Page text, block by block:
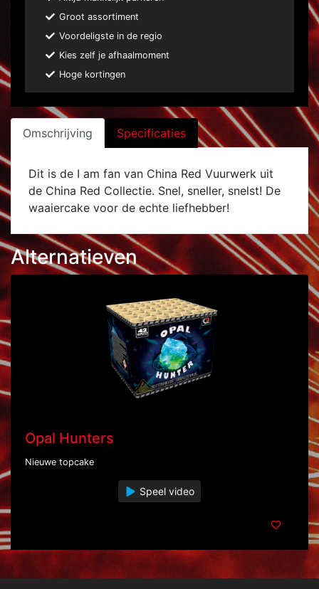
Groot assortiment
Voordeligste in de regio
Kies zelf je afhaalmoment
Hoge kortingen
Omschrijving Specificaties
Dit is de I am fan van China Red Vuurwerk uit
de China Red Collectie. Snel, sneller, snelst! De
waaiercake voor de echte liefhebber!
Alternatieven
Opal Hunters
Nieuwe topcake
Speel video